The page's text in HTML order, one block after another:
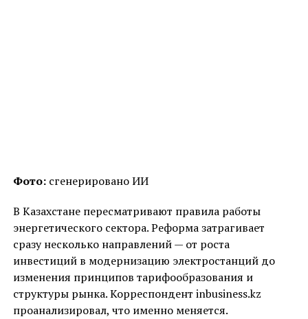
Фото: сгенерировано ИИ
В Казахстане пересматривают правила работы
энергетического сектора. Реформа затрагивает
сразу несколько направлений — от роста
инвестиций в модернизацию электростанций до
изменения принципов тарифообразования и
структуры рынка. Корреспондент inbusiness.kz
проанализировал, что именно меняется.